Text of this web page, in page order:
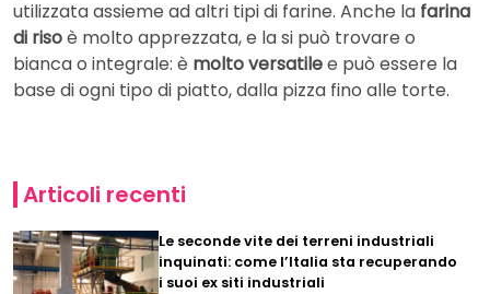
utilizzata assieme ad altri tipi di farine. Anche la farina
di risoè molto apprezzata, e la si può trovare o
bianca o integrale: è molto versatilee può essere la
base di ogni tipo di piatto, dalla pizza fino alle torte.
Articoli recenti
Le seconde vite dei terreni industriali
inquinati: come l’Italia sta recuperando
i suoi ex siti industriali